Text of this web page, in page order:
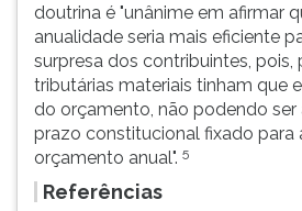
doutrina é "unânime em afirmar
anualidade seria mais eficiente
surpresa dos contribuintes, pois,
tributárias materiais tinham que
do orçamento, não podendo ser
prazo constitucional fixado para
orçamento anual". 5
Referências